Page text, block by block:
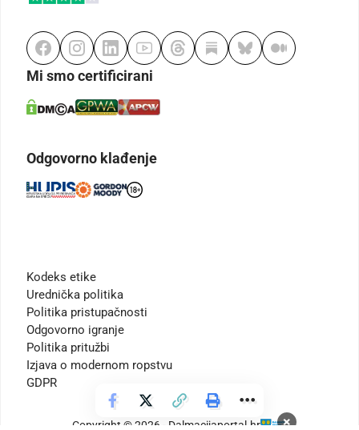
×
Mi smo certificirani
Odgovorno klađenje
Kodeks etike
Urednička politika
Politika pristupačnosti
Odgovorno igranje
Politika pritužbi
Izjava o modernom ropstvu
GDPR
Copyright © 2026 - Dalmacijaportal.hr